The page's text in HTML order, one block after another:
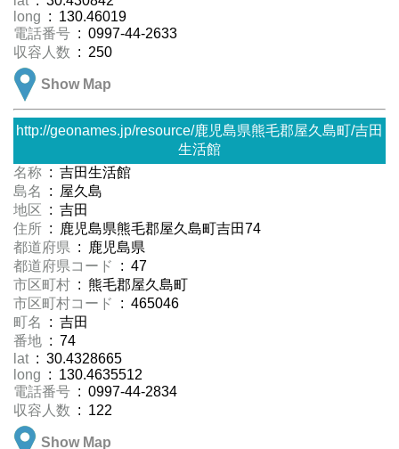
long : 130.46019
電話番号 : 0997-44-2633
収容人数 : 250
Show Map
http://geonames.jp/resource/鹿児島県熊毛郡屋久島町/吉田
生活館
名称 : 吉田生活館
島名
: 屋久島
地区 : 吉田
住所 : 鹿児島県熊毛郡屋久島町吉田74
都道府県 : 鹿児島県
都道府県コード
: 47
市区町村 : 熊毛郡屋久島町
市区町村コード
: 465046
町名
: 吉田
番地 : 74
lat : 30.4328665
long : 130.4635512
電話番号 : 0997-44-2834
収容人数 : 122
Show Map